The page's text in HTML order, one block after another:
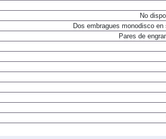
No
Dos embragues monodisco en
Pares de